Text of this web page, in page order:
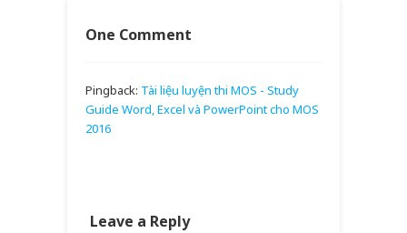
One Comment
Pingback: Tài liệu luyện thi MOS - Study
Guide Word, Excel và PowerPoint cho MOS
2016
Leave a Reply